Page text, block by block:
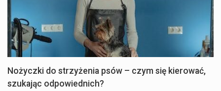
Nożyczki do strzyżenia psów – czym się kierować,
szukając odpowiednich?